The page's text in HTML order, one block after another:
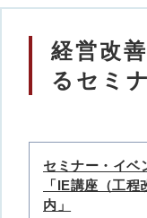
経営改
るセミ
セミナー・イベ
「IE講座（工
内」